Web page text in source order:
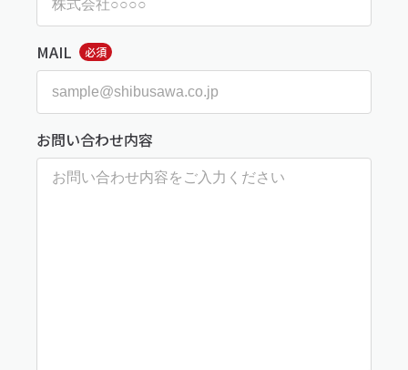
MAIL 必須
お問い合わせ内容